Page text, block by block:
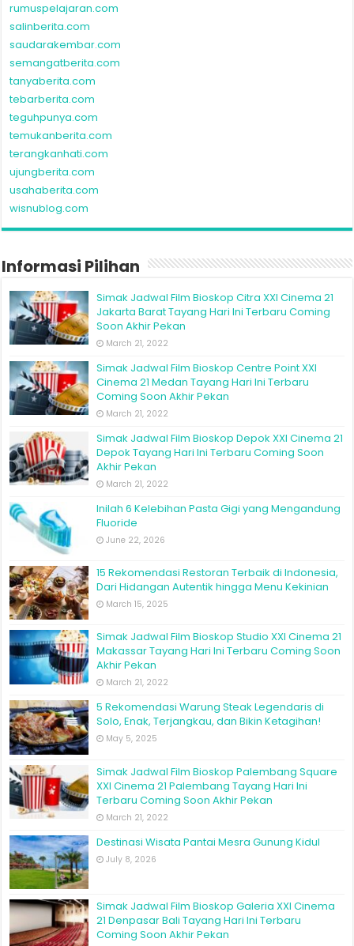
rumuspelajaran.com
salinberita.com
saudarakembar.com
semangatberita.com
tanyaberita.com
tebarberita.com
teguhpunya.com
temukanberita.com
terangkanhati.com
ujungberita.com
usahaberita.com
wisnublog.com
Informasi Pilihan
Simak Jadwal Film Bioskop Citra XXI Cinema 21
Jakarta Barat Tayang Hari Ini Terbaru Coming
Soon Akhir Pekan
March 21, 2022
Simak Jadwal Film Bioskop Centre Point XXI
Cinema 21 Medan Tayang Hari Ini Terbaru
Coming Soon Akhir Pekan
March 21, 2022
Simak Jadwal Film Bioskop Depok XXI Cinema 21
Depok Tayang Hari Ini Terbaru Coming Soon
Akhir Pekan
March 21, 2022
Inilah 6 Kelebihan Pasta Gigi yang Mengandung
Fluoride
June 22, 2026
15 Rekomendasi Restoran Terbaik di Indonesia,
Dari Hidangan Autentik hingga Menu Kekinian
March 15, 2025
Simak Jadwal Film Bioskop Studio XXI Cinema 21
Makassar Tayang Hari Ini Terbaru Coming Soon
Akhir Pekan
March 21, 2022
5 Rekomendasi Warung Steak Legendaris di
Solo, Enak, Terjangkau, dan Bikin Ketagihan!
May 5, 2025
Simak Jadwal Film Bioskop Palembang Square
XXI Cinema 21 Palembang Tayang Hari Ini
Terbaru Coming Soon Akhir Pekan
March 21, 2022
Destinasi Wisata Pantai Mesra Gunung Kidul
July 8, 2026
Simak Jadwal Film Bioskop Galeria XXI Cinema
21 Denpasar Bali Tayang Hari Ini Terbaru
Coming Soon Akhir Pekan